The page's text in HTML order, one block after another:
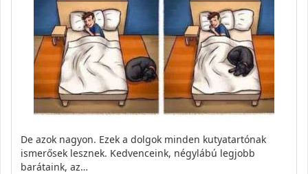
De azok nagyon. Ezek a dolgok minden kutyatartónak
ismerősek lesznek. Kedvenceink, négylábú legjobb
barátaink, az…